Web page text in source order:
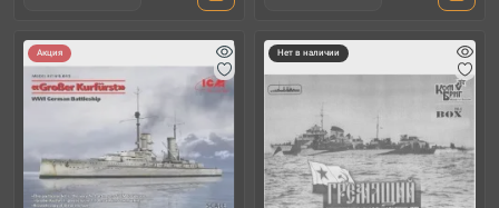
Акция Нет в наличии